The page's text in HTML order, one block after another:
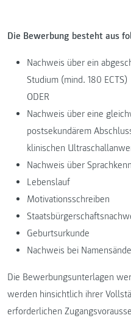
Die Bewerbung besteht aus
Nachweis über ein
Studium (mind. 180 ECTS)
ODER
Nachweis über eine
postsekundärem
klinischen
Nachweis über
Lebenslauf
Motivationsschreiben
Geburtsurkunde
Nachweis bei
Die Bewerbungsunterlagen
werden hinsichtlich ihrer
erforderlichen